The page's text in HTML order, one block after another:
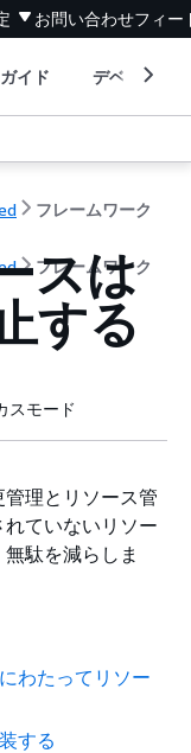
お問い合わせフィー
イド デベロッパ
フレームワーク
フレームワーク
スは
する
スモード
理とリソース管
ていないリソー
駄を減らしま
わたってリソー
する